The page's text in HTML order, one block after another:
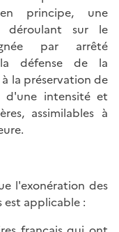
principe, une
déroulant sur le
par arrêté
défense de la
la préservation de
d'une intensité et
assimilables à
l'exonération des
applicable :